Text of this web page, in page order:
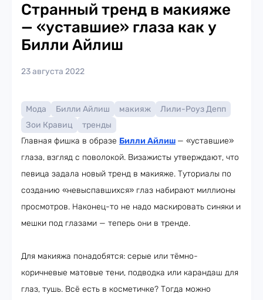
Странный тренд в макияже
— «уставшие» глаза как у
Билли Айлиш
23 августа 2022
Мода Билли Айлиш макияж
Лили-Роуз Депп
Зои Кравиц
тренды
Главная фишка в образе Билли Айлиш — «уставшие»
глаза, взгляд с поволокой. Визажисты утверждают, что
певица задала новый тренд в макияже. Туториалы по
созданию «невыспавшихся» глаз набирают миллионы
просмотров. Наконец-то не надо маскировать синяки и
мешки под глазами — теперь они в тренде.
Для макияжа понадобятся: серые или тёмно-
коричневые матовые тени, подводка или карандаш для
глаз, тушь. Всё есть в косметичке? Тогда можно